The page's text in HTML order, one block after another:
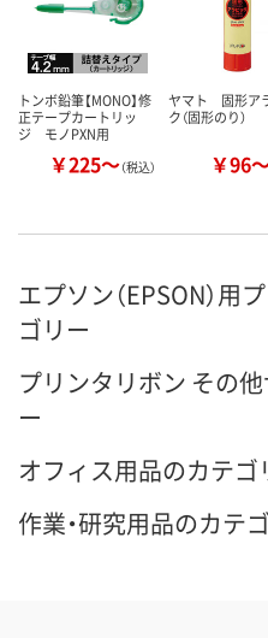
トンボ鉛筆【MONO】修
正テープカートリッ
ジ モノPXN用
￥225～（税込）
ヤマト 固形ア
ク（固形のり）
￥96
エプソン（EPSON）用
ゴリー
プリンタリボン その
ー
オフィス用品のカテゴ
作業・研究用品のカテ